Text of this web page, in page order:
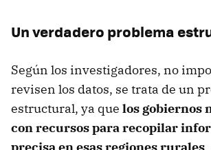
Un verdadero problema
Según los investigadores, no
revisen los datos, se trata de un
estructural, ya que los gobiernos
con recursos para recopilar
precisa en esas regiones rurales